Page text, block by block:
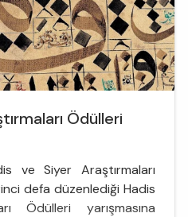
Ödülleri
ve Siyer Araştırmaları
defa düzenlediği Hadis
Ödülleri yarışmasına